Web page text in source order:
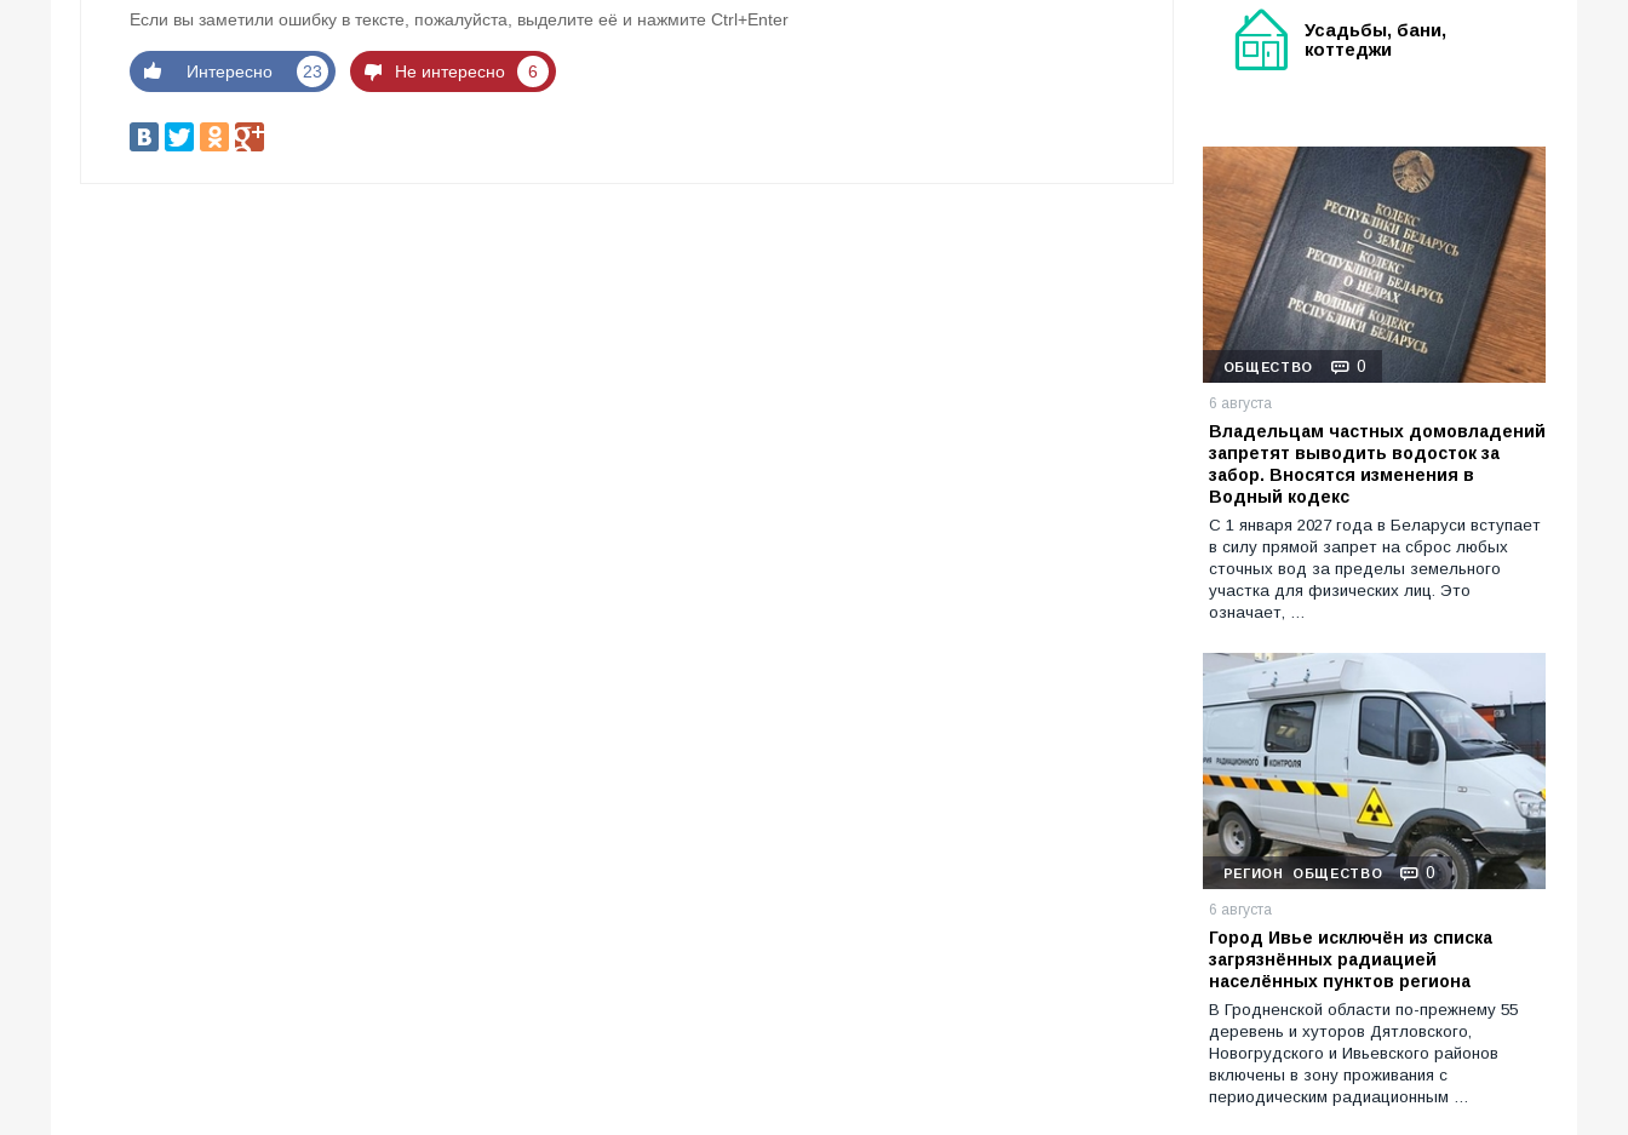
Если вы заметили ошибку в тексте, пожалуйста, выделите её и нажмите Ctrl+Enter
Интересно 23 Не интересно 6
Усадьбы, бани,
коттеджи
ОБЩЕСТВО 0
6 августа
Владельцам частных домовладений
запретят выводить водосток за
забор. Вносятся изменения в
Водный кодекс
С 1 января 2027 года в Беларуси вступает
в силу прямой запрет на сброс любых
сточных вод за пределы земельного
участка для физических лиц. Это
означает, …
РЕГИОН ОБЩЕСТВО 0
6 августа
Город Ивье исключён из списка
загрязнённых радиацией
населённых пунктов региона
В Гродненской области по-прежнему 55
деревень и хуторов Дятловского,
Новогрудского и Ивьевского районов
включены в зону проживания с
периодическим радиационным …